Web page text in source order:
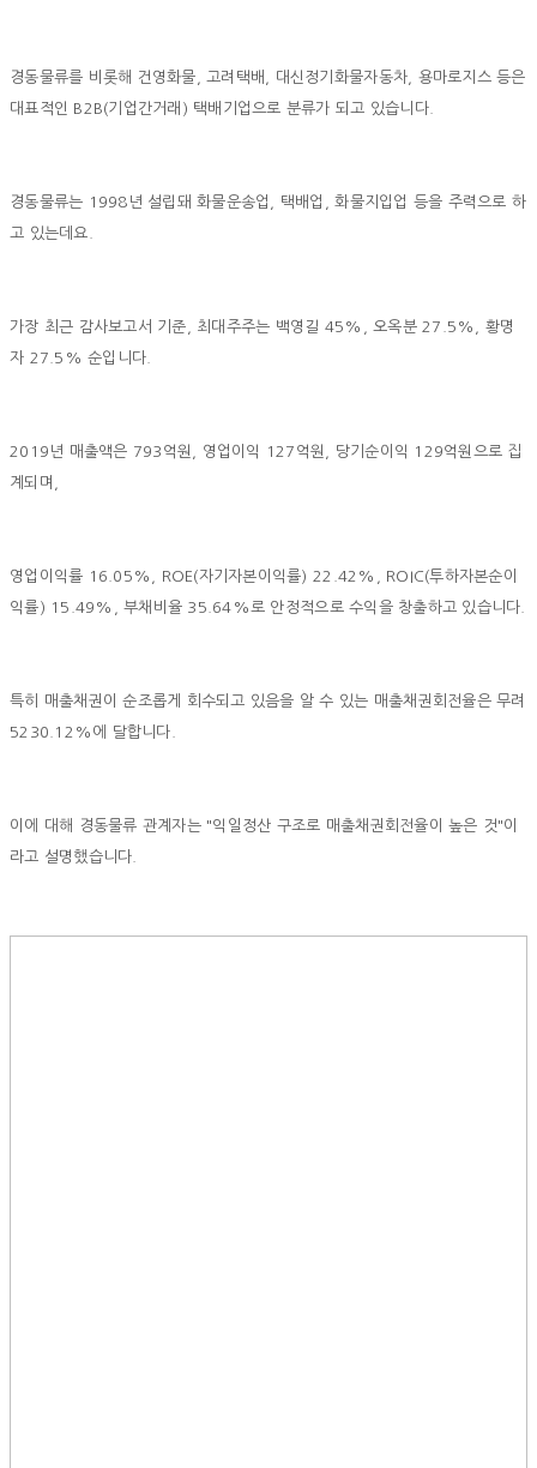
경동물류를 비롯해 건영화물, 고려택배, 대신정기화물자동차, 용마로지스 등은
대표적인 B2B(기업간거래) 택배기업으로 분류가 되고 있습니다.
경동물류는 1998년 설립돼 화물운송업, 택배업, 화물지입업 등을 주력으로 하
고 있는데요.
가장 최근 감사보고서 기준, 최대주주는 백영길 45%, 오옥분 27.5%, 황명
자 27.5% 순입니다.
2019년 매출액은 793억원, 영업이익 127억원, 당기순이익 129억원으로 집
계되며,
영업이익률 16.05%, ROE(자기자본이익률) 22.42%, ROIC(투하자본순이
익률) 15.49%, 부채비율 35.64%로 안정적으로 수익을 창출하고 있습니다.
특히 매출채권이 순조롭게 회수되고 있음을 알 수 있는 매출채권회전율은 무려
5230.12%에 달합니다.
이에 대해 경동물류 관계자는 "익일정산 구조로 매출채권회전율이 높은 것"이
라고 설명했습니다.